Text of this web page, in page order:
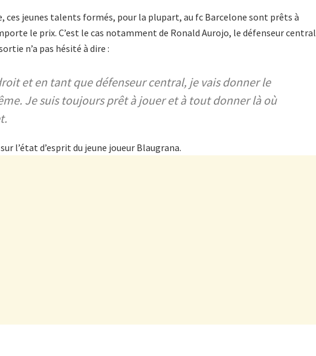
ces jeunes talents formés, pour la plupart, au fc Barcelone sont prêts à
le prix. C’est le cas notamment de Ronald Aurojo, le défenseur central
n’a pas hésité à dire :
et en tant que défenseur central, je vais donner le
Je suis toujours prêt à jouer et à tout donner là où
l’état d’esprit du jeune joueur Blaugrana.